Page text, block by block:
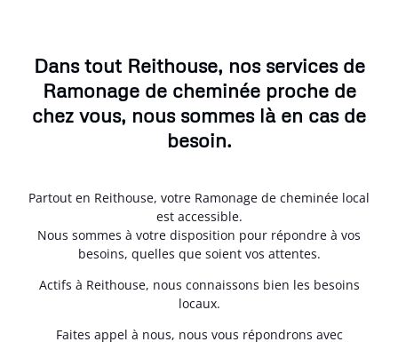
Dans tout Reithouse, nos services de
Ramonage de cheminée proche de
chez vous, nous sommes là en cas de
besoin.
Partout en Reithouse, votre Ramonage de cheminée local
est accessible.
Nous sommes à votre disposition pour répondre à vos
besoins, quelles que soient vos attentes.
Actifs à Reithouse, nous connaissons bien les besoins
locaux.
Faites appel à nous, nous vous répondrons avec